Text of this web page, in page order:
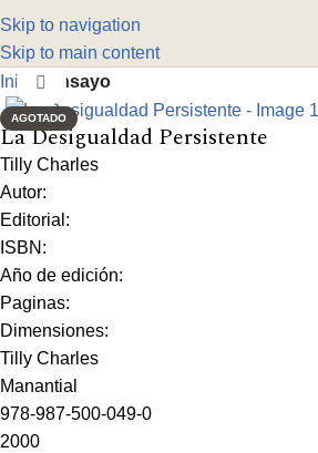
Skip to navigation
Skip to main content
Inicio Ensayo
AGOTADO
Click to enlarge
La Desigualdad Persistente
Tilly Charles
Autor:
Editorial:
ISBN:
Año de edición:
Paginas:
Dimensiones:
Tilly Charles
Manantial
978-987-500-049-0
2000